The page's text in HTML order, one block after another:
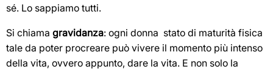
sé. Lo sappiamo tutti.
Si chiama gravidanza: ogni donna stato di maturità fisica
tale da poter procreare può vivere il momento più intenso
della vita, ovvero appunto, dare la vita. E non solo la